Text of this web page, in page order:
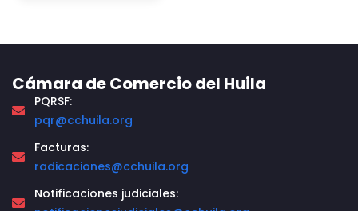
Cámara de Comercio del Huila
PQRSF:
pqr@cchuila.org
Facturas:
radicaciones@cchuila.org
Notificaciones judiciales: